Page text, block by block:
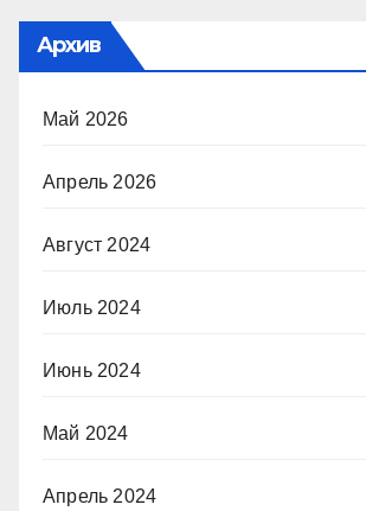
Архив
Май 2026
Апрель 2026
Август 2024
Июль 2024
Июнь 2024
Май 2024
Апрель 2024